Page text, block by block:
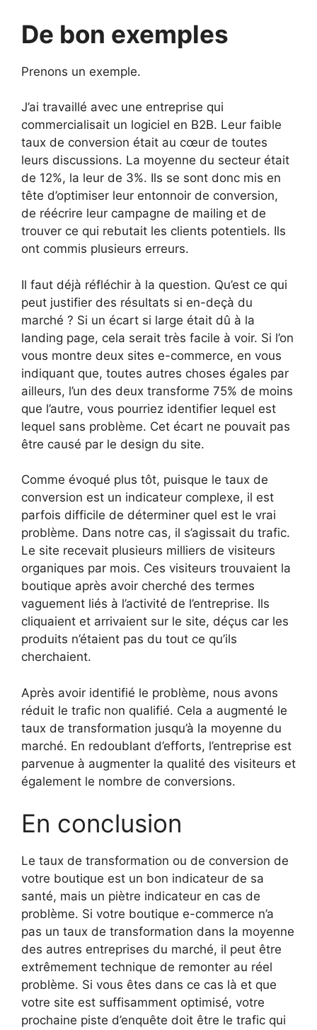
De bon exemples
Prenons un exemple.
J’ai travaillé avec une entreprise qui
commercialisait un logiciel en B2B. Leur faible
taux de conversion était au cœur de toutes
leurs discussions. La moyenne du secteur était
de 12%, la leur de 3%. Ils se sont donc mis en
tête d’optimiser leur entonnoir de conversion,
de réécrire leur campagne de mailing et de
trouver ce qui rebutait les clients potentiels. Ils
ont commis plusieurs erreurs.
Il faut déjà réfléchir à la question. Qu’est ce qui
peut justifier des résultats si en-deçà du
marché ? Si un écart si large était dû à la
landing page, cela serait très facile à voir. Si l’on
vous montre deux sites e-commerce, en vous
indiquant que, toutes autres choses égales par
ailleurs, l’un des deux transforme 75% de moins
que l’autre, vous pourriez identifier lequel est
lequel sans problème. Cet écart ne pouvait pas
être causé par le design du site.
Comme évoqué plus tôt, puisque le taux de
conversion est un indicateur complexe, il est
parfois difficile de déterminer quel est le vrai
problème. Dans notre cas, il s’agissait du trafic.
Le site recevait plusieurs milliers de visiteurs
organiques par mois. Ces visiteurs trouvaient la
boutique après avoir cherché des termes
vaguement liés à l’activité de l’entreprise. Ils
cliquaient et arrivaient sur le site, déçus car les
produits n’étaient pas du tout ce qu’ils
cherchaient.
Après avoir identifié le problème, nous avons
réduit le trafic non qualifié. Cela a augmenté le
taux de transformation jusqu’à la moyenne du
marché. En redoublant d’efforts, l’entreprise est
parvenue à augmenter la qualité des visiteurs et
également le nombre de conversions.
En conclusion
Le taux de transformation ou de conversion de
votre boutique est un bon indicateur de sa
santé, mais un piètre indicateur en cas de
problème. Si votre boutique e-commerce n’a
pas un taux de transformation dans la moyenne
des autres entreprises du marché, il peut être
extrêmement technique de remonter au réel
problème. Si vous êtes dans ce cas là et que
votre site est suffisamment optimisé, votre
prochaine piste d’enquête doit être le trafic qui